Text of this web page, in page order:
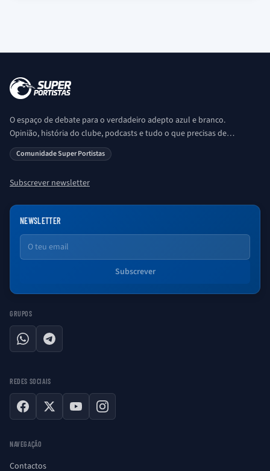
O espaço de debate para o verdadeiro adepto azul e branco.
Opinião, história do clube, podcasts e tudo o que precisas de
saber sobre o universo Porto. Ser Porto é aqui!
Comunidade Super Portistas
Subscrever newsletter
NEWSLETTER
Email
Subscrever
GRUPOS
WhatsAppTelegram
REDES SOCIAIS
Facebook
X YouTubeInstagram
NAVEGAÇÃO
Contactos